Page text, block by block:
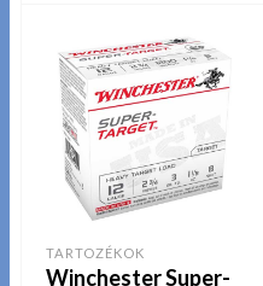
TARTOZÉKOK
Winchester Super-